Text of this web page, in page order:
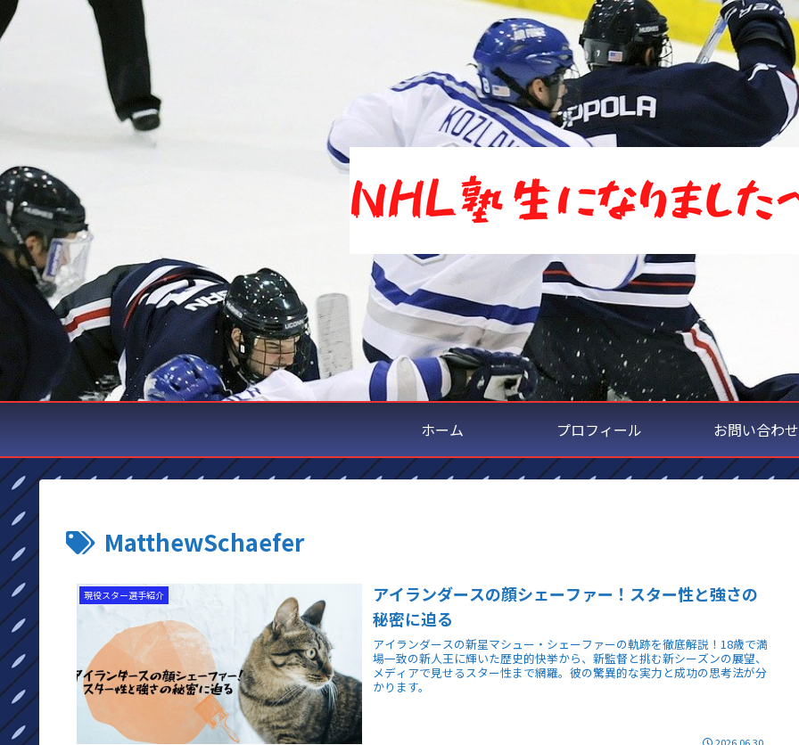
ホーム プロフィール お問い合わせ
MatthewSchaefer
現役スター選手紹介
アイランダースの顔シェーファー！スター性と強さの
秘密に迫る
アイランダースの新星マシュー・シェーファーの軌跡を徹底解説！18歳で満
場一致の新人王に輝いた歴史的快挙から、新監督と挑む新シーズンの展望、
メディアで見せるスター性まで網羅。彼の驚異的な実力と成功の思考法が分
かります。